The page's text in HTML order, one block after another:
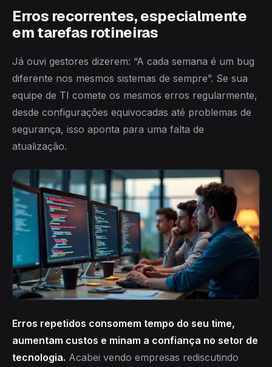
Erros recorrentes, especialmente
em tarefas rotineiras
Já ouvi gestores dizerem: “A cada semana é um bug
diferente nos mesmos sistemas de sempre”. Se sua
equipe de TI comete os mesmos erros regularmente,
desde configurações equivocadas até problemas de
segurança, isso aponta para uma falta de
atualização.
Erros repetidos consomem tempo do seu time,
aumentam custos e minam a confiança no setor de
tecnologia. Acabei vendo empresas rediscutindo